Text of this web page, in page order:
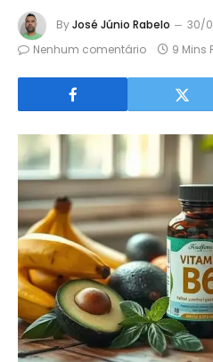
ByJosé Júnio Rabelo
30/
Nenhum comentário
9 Mins